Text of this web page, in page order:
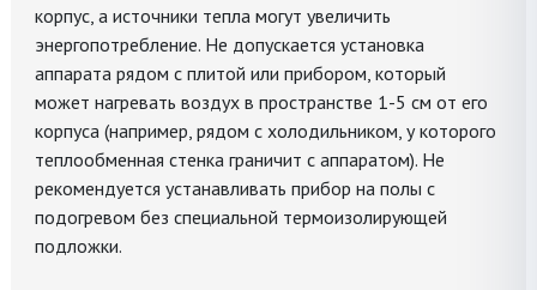
корпус, а источники тепла могут увеличить
энергопотребление. Не допускается установка
аппарата рядом с плитой или прибором, который
может нагревать воздух в пространстве 1-5 см от его
корпуса (например, рядом с холодильником, у которого
теплообменная стенка граничит с аппаратом). Не
рекомендуется устанавливать прибор на полы с
подогревом без специальной термоизолирующей
подложки.